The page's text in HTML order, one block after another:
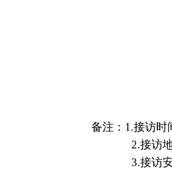
备注：1.接访时
2.接访地点：汉
3.接访安排如因